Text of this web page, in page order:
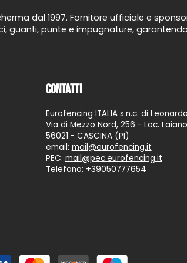
dal 1997. Fornitore ufficiale e
punte e impugnature, garantendo
Contatti
Eurofencing ITALIA s.n.c. di
Via di Mezzo Nord, 256 - Loc. Laiano
56021 - CASCINA (PI)
email: mail@eurofencing.it
PEC: mail@pec.eurofencing.it
Telefono: +39050777654